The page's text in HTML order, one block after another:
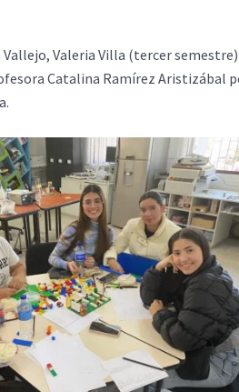
Valeria Villa (tercer
Catalina Ramírez Aristizábal